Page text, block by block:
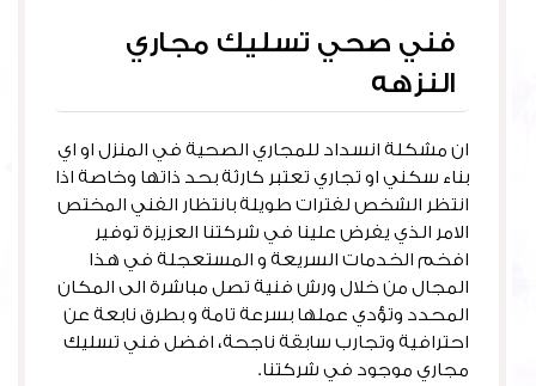
فني صحي تسليك مجاري
النزهه
ان مشكلة انسداد للمجاري الصحية في المنزل او اي
بناء سكني او تجاري تعتبر كارثة بحد ذاتها وخاصة اذا
انتظر الشخص لفترات طويلة بانتظار الفني المختص
الامر الذي يفرض علينا في شركتنا العزيزة توفير
افخم الخدمات السريعة و المستعجلة في هذا
المجال من خلال ورش فنية تصل مباشرة الى المكان
المحدد وتؤدي عملها بسرعة تامة و بطرق نابعة عن
احترافية وتجارب سابقة ناجحة، افضل فني تسليك
مجاري موجود في شركتنا.